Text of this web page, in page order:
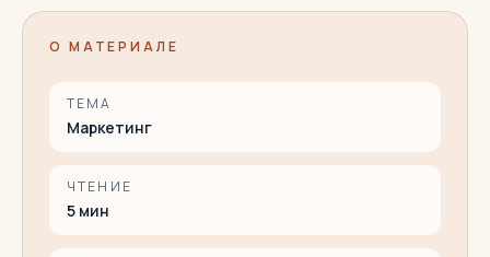
О МАТЕРИАЛЕ
ТЕМА
Маркетинг
ЧТЕНИЕ
5 мин